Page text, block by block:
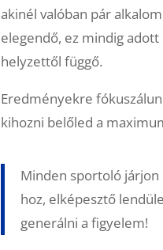
akinél valóban pár alkalom
elegendő, ez mindig adott
helyzettől függő.
Eredményekre
kihozni belőled a
Minden sportoló járjon
hoz, elképesztő
generálni a figyelem!